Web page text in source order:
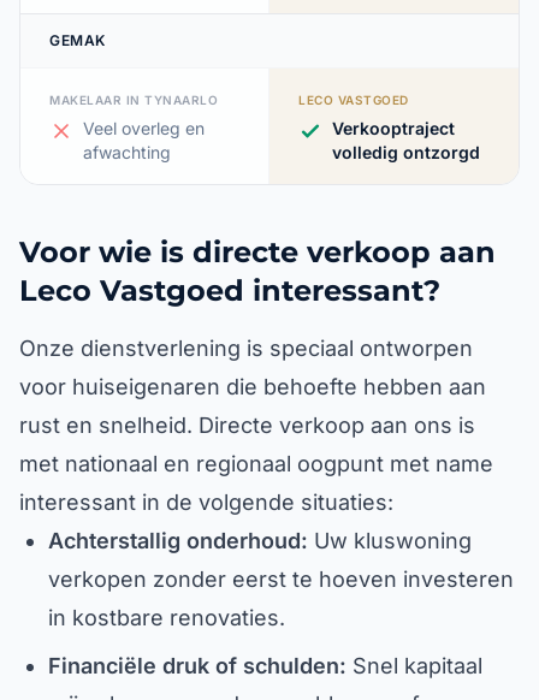
GEMAK
MAKELAAR IN TYNAARLO
Veel overleg en
afwachting
LECO VASTGOED
Verkooptraject
volledig ontzorgd
Voor wie is directe verkoop aan
Leco Vastgoed interessant?
Onze dienstverlening is speciaal ontworpen
voor huiseigenaren die behoefte hebben aan
rust en snelheid. Directe verkoop aan ons is
met nationaal en regionaal oogpunt met name
interessant in de volgende situaties:
Achterstallig onderhoud: Uw kluswoning
verkopen zonder eerst te hoeven investeren
in kostbare renovaties.
Financiële druk of schulden: Snel kapitaal